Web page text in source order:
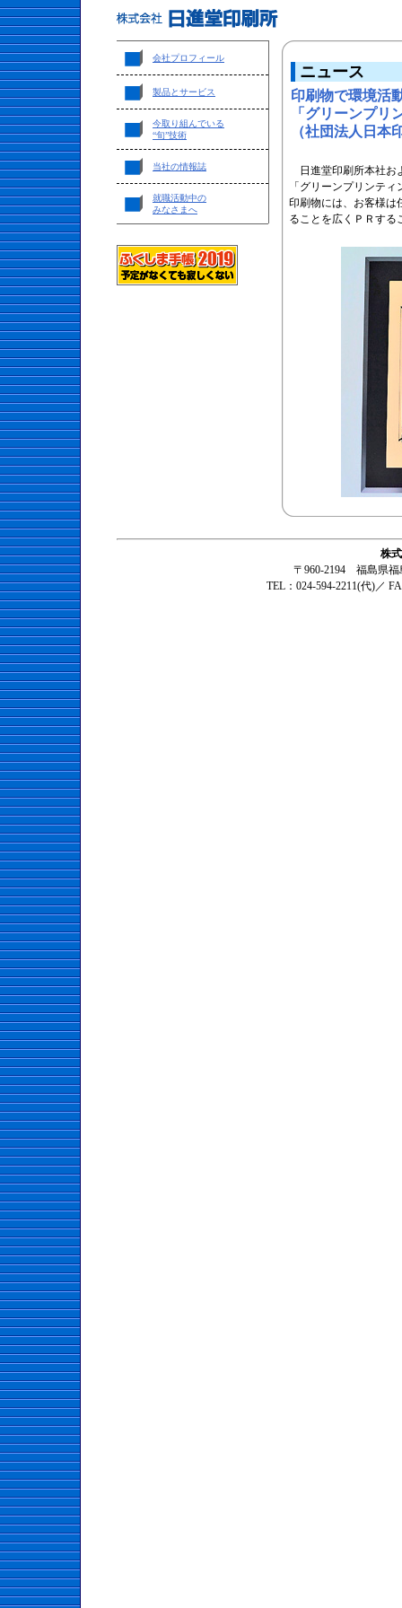
会社プロフィール
製品とサービス
今取り組んでいる
“旬”技術
当社の情報誌
就職活動中の
みなさまへ
ニュース
印刷物で環境活
「グリーンプリ
（社団法人日本
日進堂印刷所本社お
「グリーンプリンテ
印刷物には、お客様は
ることを広くＰＲする
株
〒960-2194 福島県福
TEL：024-594-2211(代)／